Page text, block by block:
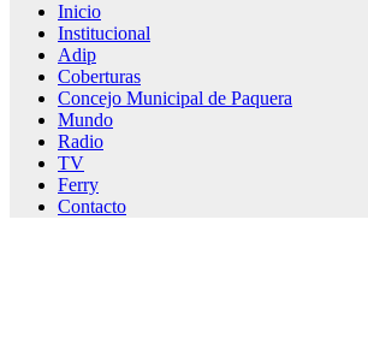
Inicio
Institucional
Adip
Coberturas
Concejo Municipal de Paquera
Mundo
Radio
TV
Ferry
Contacto